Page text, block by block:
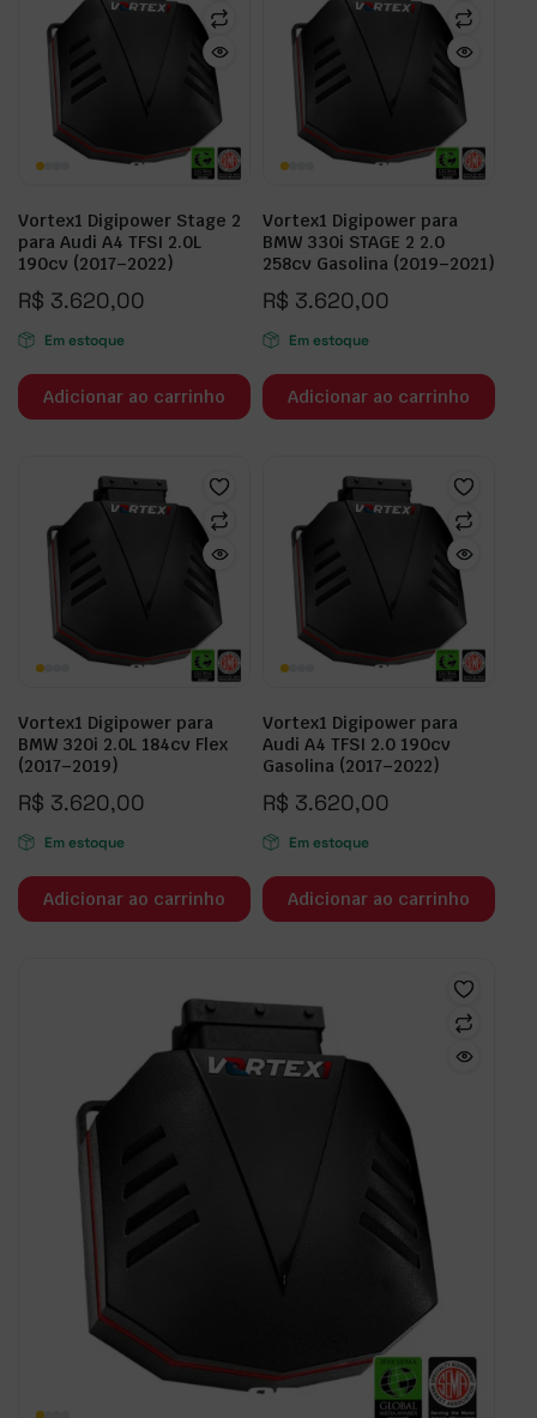
Vortex1 Digipower Stage 2
para Audi A4 TFSI 2.0L
190cv (2017–2022)
R$ 3.620,00
Em estoque
Adicionar ao carrinho
Vortex1 Digipower para
BMW 330i STAGE 2 2.0
258cv Gasolina (2019–2021)
R$ 3.620,00
Em estoque
Adicionar ao carrinho
Vortex1 Digipower para
BMW 320i 2.0L 184cv Flex
(2017–2019)
R$ 3.620,00
Em estoque
Adicionar ao carrinho
Vortex1 Digipower para
Audi A4 TFSI 2.0 190cv
Gasolina (2017–2022)
R$ 3.620,00
Em estoque
Adicionar ao carrinho